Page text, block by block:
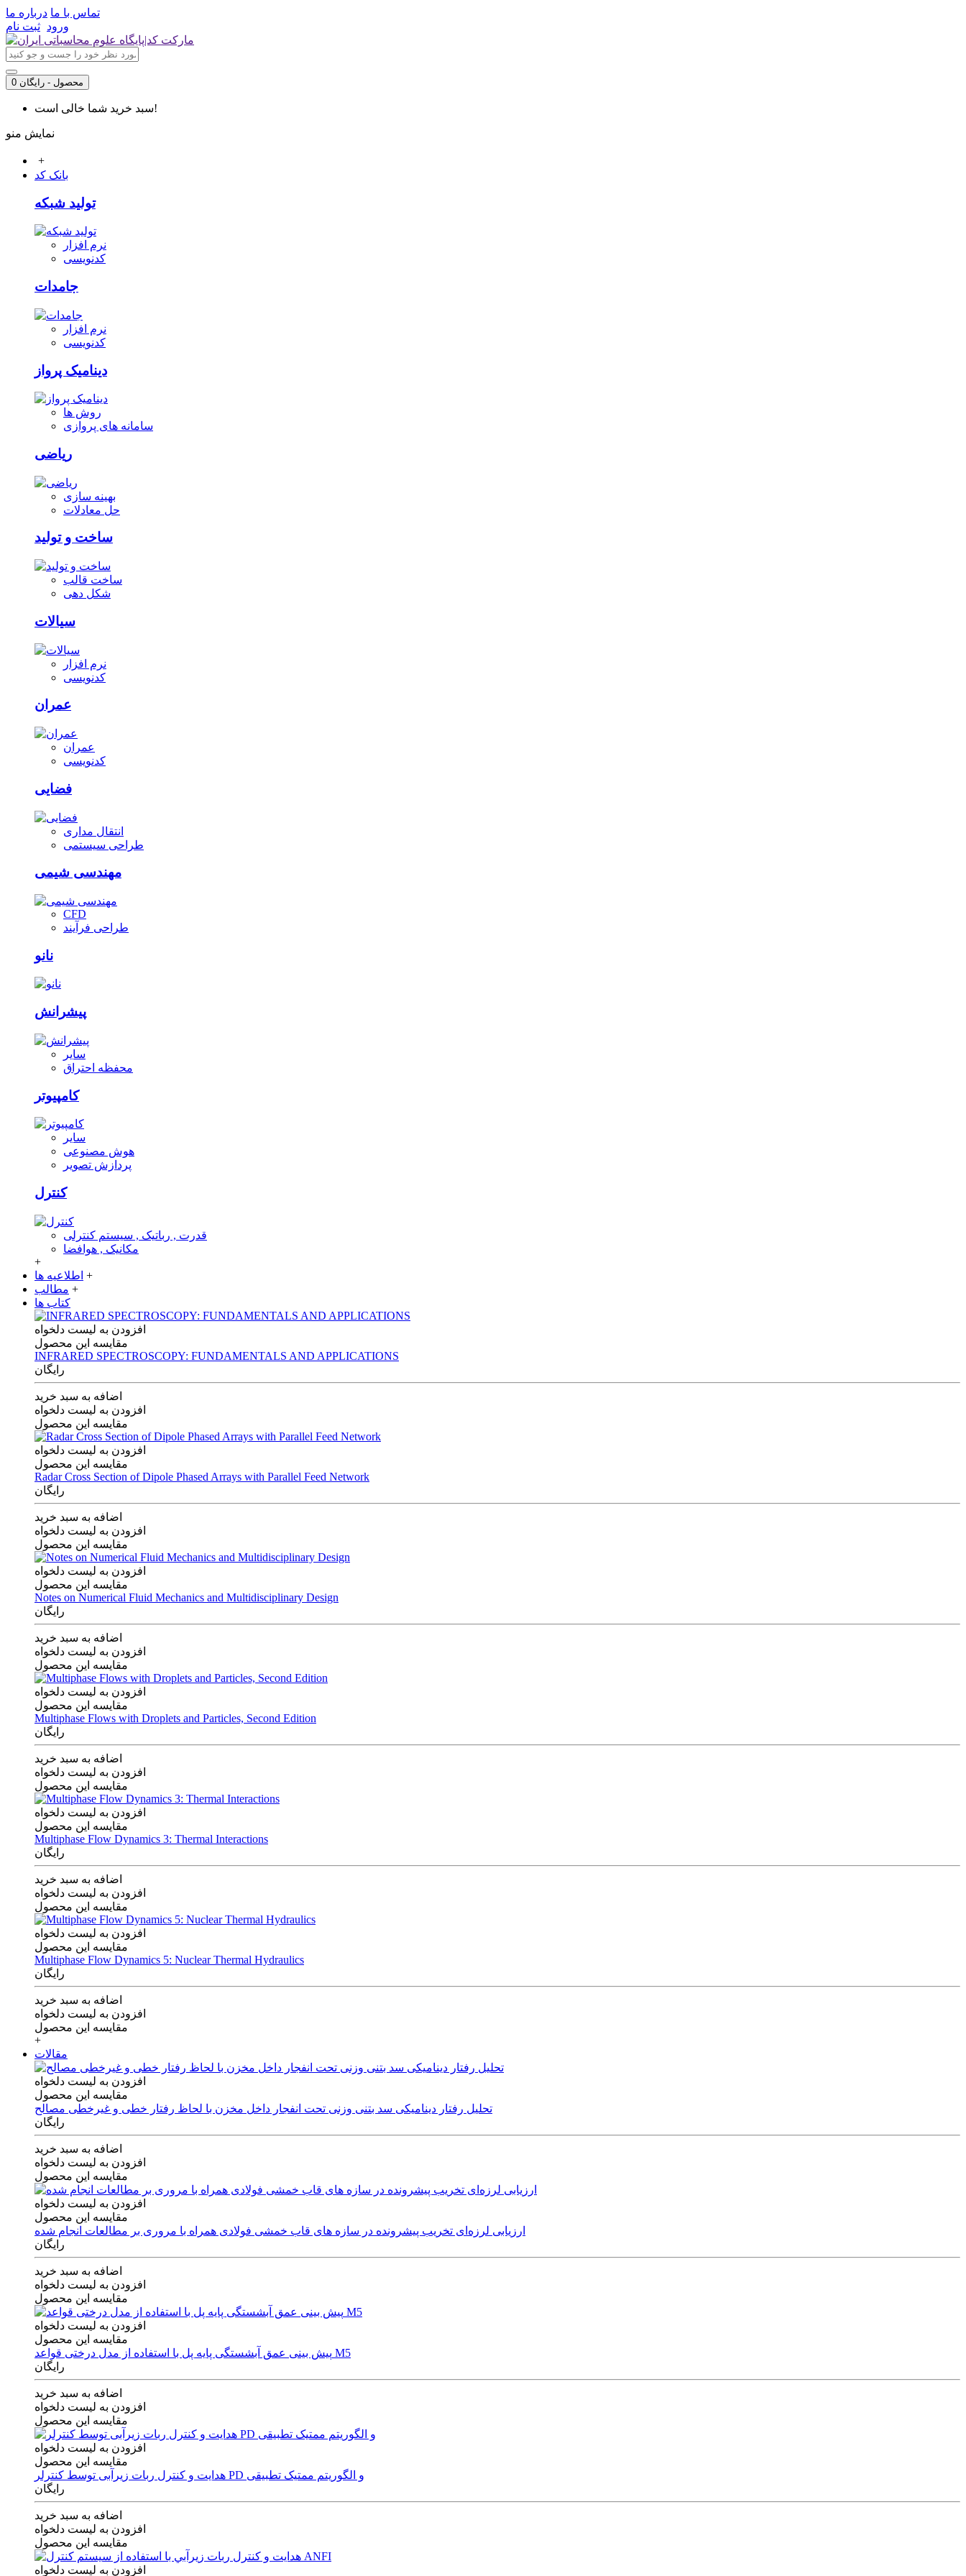
تماس با ما درباره ما
ورود ثبت نام
0 محصول - رایگان
سبد خرید شما خالی است!
نمایش منو
+
بانک کد
تولید شبکه
نرم افزار
کدنویسی
جامدات
نرم افزار
کدنویسی
دینامیک پرواز
روش ها
سامانه های پروازی
ریاضی
بهینه سازی
حل معادلات
ساخت و تولید
ساخت قالب
شکل دهی
سیالات
نرم افزار
کدنویسی
عمران
عمران
کدنویسی
فضایی
انتقال مداری
طراحی سیستمی
مهندسی شیمی
CFD
طراحی فرآیند
نانو
پیشرانش
سایر
محفظه احتراق
کامپیوتر
سایر
هوش مصنوعی
پردازش تصویر
کنترل
قدرت , رباتیک , سیستم کنترلی
مکانیک , هوافضا
+
اطلاعیه ها +
مطالب +
کتاب ها
افزودن به لیست دلخواه
مقایسه این محصول
INFRARED SPECTROSCOPY: FUNDAMENTALS AND APPLICATIONS
رایگان
اضافه به سبد خرید
افزودن به لیست دلخواه
مقایسه این محصول
افزودن به لیست دلخواه
مقایسه این محصول
Radar Cross Section of Dipole Phased Arrays with Parallel Feed Network
رایگان
اضافه به سبد خرید
افزودن به لیست دلخواه
مقایسه این محصول
افزودن به لیست دلخواه
مقایسه این محصول
Notes on Numerical Fluid Mechanics and Multidisciplinary Design
رایگان
اضافه به سبد خرید
افزودن به لیست دلخواه
مقایسه این محصول
افزودن به لیست دلخواه
مقایسه این محصول
Multiphase Flows with Droplets and Particles, Second Edition
رایگان
اضافه به سبد خرید
افزودن به لیست دلخواه
مقایسه این محصول
افزودن به لیست دلخواه
مقایسه این محصول
Multiphase Flow Dynamics 3: Thermal Interactions
رایگان
اضافه به سبد خرید
افزودن به لیست دلخواه
مقایسه این محصول
افزودن به لیست دلخواه
مقایسه این محصول
Multiphase Flow Dynamics 5: Nuclear Thermal Hydraulics
رایگان
اضافه به سبد خرید
افزودن به لیست دلخواه
مقایسه این محصول
+
مقالات
افزودن به لیست دلخواه
مقایسه این محصول
تحلیل رفتار دینامیکی سد بتنی وزنی تحت انفجار داخل مخزن با لحاظ رفتار خطی و غیرخطی مصالح
رایگان
اضافه به سبد خرید
افزودن به لیست دلخواه
مقایسه این محصول
افزودن به لیست دلخواه
مقایسه این محصول
ارزیابی لرزه‌ای تخریب پیشرونده در سازه های قاب خمشی فولادی همراه با مروری بر مطالعات انجام شده
رایگان
اضافه به سبد خرید
افزودن به لیست دلخواه
مقایسه این محصول
افزودن به لیست دلخواه
مقایسه این محصول
پیش بینی عمق آبشستگی پایه پل با استفاده از مدل درختی قواعد M5
رایگان
اضافه به سبد خرید
افزودن به لیست دلخواه
مقایسه این محصول
افزودن به لیست دلخواه
مقایسه این محصول
هدایت و کنترل ربات زیرآبی توسط کنترلر PD و الگوریتم ممتیک تطبیقی
رایگان
اضافه به سبد خرید
افزودن به لیست دلخواه
مقایسه این محصول
افزودن به لیست دلخواه